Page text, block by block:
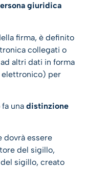
giuridica
firma, è definito
collegati o
altri dati in forma
elettronico) per
una distinzione
dovrà essere
del sigillo,
sigillo, creato